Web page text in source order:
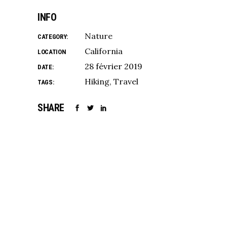
INFO
CATEGORY: Nature
LOCATION California
DATE: 28 février 2019
TAGS: Hiking Travel
SHARE